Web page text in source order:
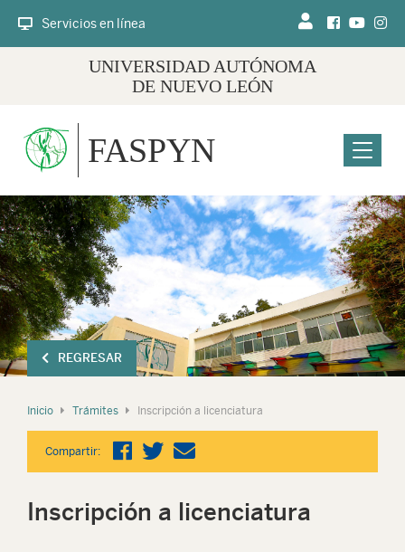
Servicios en línea
UNIVERSIDAD AUTÓNOMA
DE NUEVO LEÓN
Menu
FASPYN
REGRESAR
Inicio Trámites Inscripción a licenciatura
Compartir:
Inscripción a licenciatura